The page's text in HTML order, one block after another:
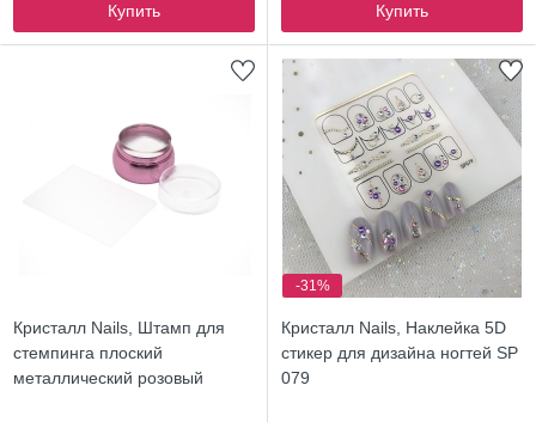
Купить Купить
Кристалл Nails, Штамп для
стемпинга плоский
металлический розовый
-31%
Кристалл Nails, Наклейка 5D
стикер для дизайна ногтей SP
079